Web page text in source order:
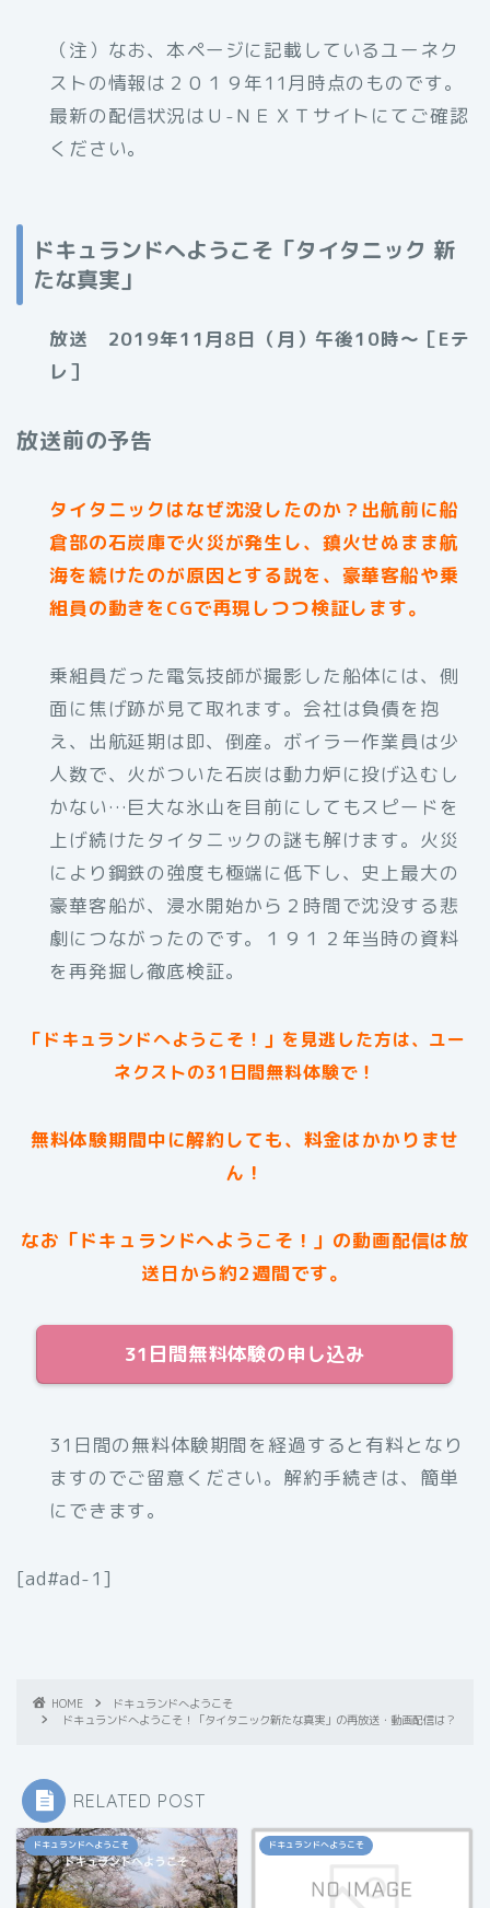
（注）なお、本ページに記載しているユーネク
ストの情報は２０１９年11月時点のものです。
最新の配信状況はＵ-ＮＥＸＴサイトにてご確認
ください。
ドキュランドへようこそ 「タイタニック 新
たな真実」
放送 2019年11月8日（月）午後10時～［Eテ
レ］
放送前の予告
タイタニックはなぜ沈没したのか？出航前に船
倉部の石炭庫で火災が発生し、鎮火せぬまま航
海を続けたのが原因とする説を、豪華客船や乗
組員の動きをCGで再現しつつ検証します。
乗組員だった電気技師が撮影した船体には、側
面に焦げ跡が見て取れます。会社は負債を抱
え、出航延期は即、倒産。ボイラー作業員は少
人数で、火がついた石炭は動力炉に投げ込むし
かない…巨大な氷山を目前にしてもスピードを
上げ続けたタイタニックの謎も解けます。火災
により鋼鉄の強度も極端に低下し、史上最大の
豪華客船が、浸水開始から２時間で沈没する悲
劇につながったのです。１９１２年当時の資料
を再発掘し徹底検証。
「ドキュランドへようこそ！」を見逃した方は、ユー
ネクストの31日間無料体験で！
無料体験期間中に解約しても、料金はかかりませ
ん！
なお「ドキュランドへようこそ！」の動画配信は放
送日から約2週間です。
31日間無料体験の申し込み
31日間の無料体験期間を経過すると有料となり
ますのでご留意ください。解約手続きは、簡単
にできます。
[ad#ad-1]
HOME
ドキュランドへようこそ
ドキュランドへようこそ！「タイタニック新たな真実」の再放送・動画配信は？
RELATED POST
ドキュランドへようこそ ドキュランドへようこそ